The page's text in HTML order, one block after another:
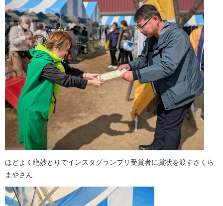
ほどよく絶妙とりでインスタグランプリ受賞者に賞状を渡すさくら
まやさん